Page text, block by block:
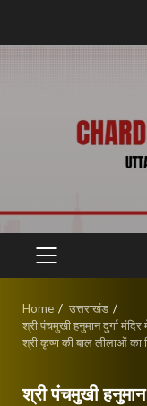
PRIMARY
Home
उत्तराखंड
श्री पंचमुखी हनुमान दुर्गा
श्री कृष्ण की बाल लीलाओं का
श्री पंचमुखी हनुमान